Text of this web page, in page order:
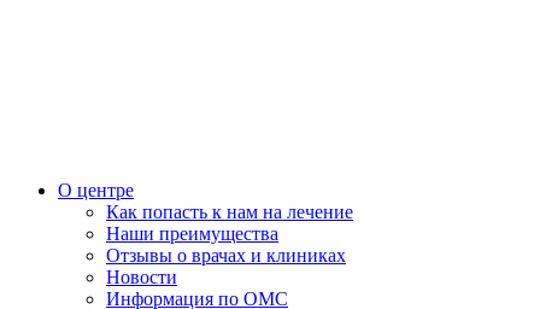
О центре
Как попасть к нам на лечение
Наши преимущества
Отзывы о врачах и клиниках
Новости
Информация по ОМС